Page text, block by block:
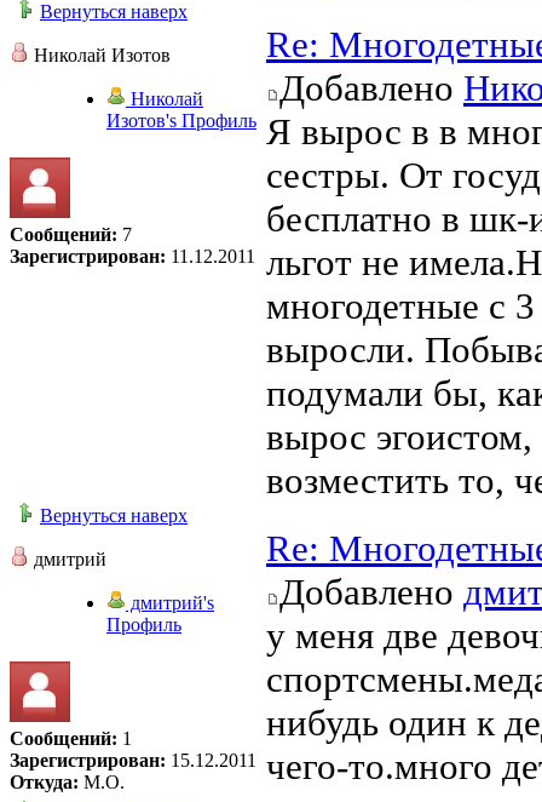
Вернуться наверх
Николай Изотов
Николай
Изотов's Профиль
Сообщений: 7
Зарегистрирован: 11.12.2011
Re:
Добавлено
Я вырос в в
сестры. От
бесплатно в шк-
льгот не
многодетные с
выросли.
подумали бы,
вырос
возместить то,
Вернуться наверх
дмитрий
дмитрий's
Профиль
Сообщений: 1
Зарегистрирован: 15.12.2011
Откуда: М.О.
Re:
Добавлено
у меня две
нибудь один к
чего-то.много